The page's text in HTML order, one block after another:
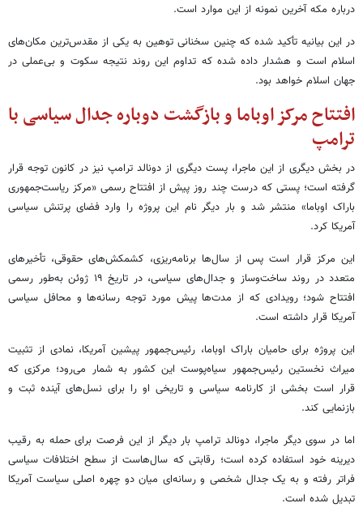
درباره مکه آخرین نمونه از این موارد است.
در این بیانیه تأکید شده که چنین سخنانی توهین به یکی از مقدس‌ترین مکان‌های
اسلام است و هشدار داده شده که تداوم این روند نتیجه سکوت و بی‌عملی در
جهان اسلام خواهد بود.
افتتاح مرکز اوباما و بازگشت دوباره جدال سیاسی با
ترامپ
در بخش دیگری از این ماجرا، پست دیگری از دونالد ترامپ نیز در کانون توجه قرار
گرفته است؛ پستی که درست چند روز پیش از افتتاح رسمی «مرکز ریاست‌جمهوری
باراک اوباما» منتشر شد و بار دیگر نام این پروژه را وارد فضای پرتنش سیاسی
آمریکا کرد.
این مرکز قرار است پس از سال‌ها برنامه‌ریزی، کشمکش‌های حقوقی، تأخیرهای
متعدد در روند ساخت‌وساز و جدال‌های سیاسی، در تاریخ ۱۹ ژوئن به‌طور رسمی
افتتاح شود؛ رویدادی که از مدت‌ها پیش مورد توجه رسانه‌ها و محافل سیاسی
آمریکا قرار داشته است.
این پروژه برای حامیان باراک اوباما، رئیس‌جمهور پیشین آمریکا، نمادی از تثبیت
میراث نخستین رئیس‌جمهور سیاه‌پوست این کشور به شمار می‌رود؛ مرکزی که
قرار است بخشی از کارنامه سیاسی و تاریخی او را برای نسل‌های آینده ثبت و
بازنمایی کند.
اما در سوی دیگر ماجرا، دونالد ترامپ بار دیگر از این فرصت برای حمله به رقیب
دیرینه خود استفاده کرده است؛ رقابتی که سال‌هاست از سطح اختلافات سیاسی
فراتر رفته و به یک جدال شخصی و رسانه‌ای میان دو چهره اصلی سیاست آمریکا
تبدیل شده است.